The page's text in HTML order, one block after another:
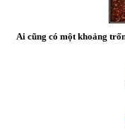
Ai cũng có một khoảng